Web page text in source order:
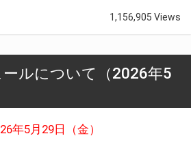
1,156,905 Views
ルについて（2026年5
年5月29日（金）